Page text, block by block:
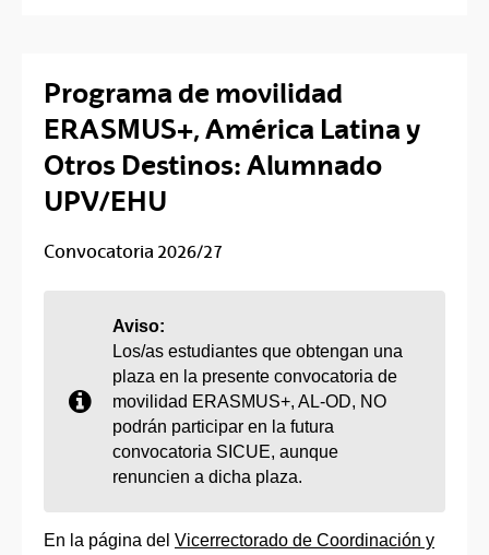
Programa de movilidad
ERASMUS+, América Latina y
Otros Destinos: Alumnado
UPV/EHU
Convocatoria 2026/27
Aviso:
Los/as estudiantes que obtengan una
plaza en la presente convocatoria de
movilidad ERASMUS+, AL-OD, NO
podrán participar en la futura
convocatoria SICUE, aunque
renuncien a dicha plaza.
En la página del Vicerrectorado de Coordinación y